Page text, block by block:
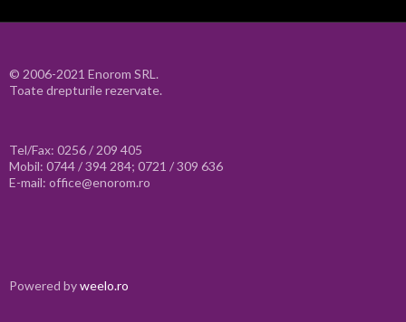
© 2006-2021 Enorom SRL.
Toate drepturile rezervate.
Tel/Fax: 0256 / 209 405
Mobil: 0744 / 394 284; 0721 / 309 636
E-mail: office@enorom.ro
Powered byweelo.ro